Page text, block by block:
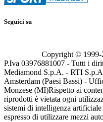
Seguici su
Copyright © 1999-
P.Iva 03976881007 - Tutti i
Mediamond S.p.A. - RTI
Amsterdam (Paesi Bassi) -
Monzese (MI)Rispetto ai
riprodotti è vietata ogni
sistemi di intelligenza
espresso di utilizzare mezzi